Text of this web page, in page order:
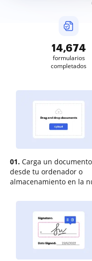
14,675
formularios
completados
01. Carga un documento
desde tu ordenador o
almacenamiento en la